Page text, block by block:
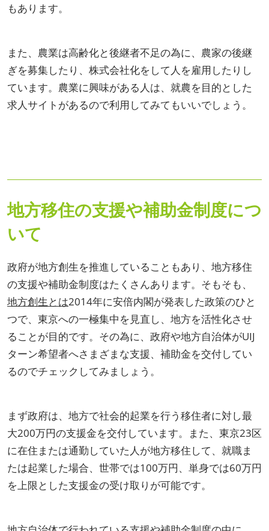
もあります。
また、農業は高齢化と後継者不足の為に、農家の後継
ぎを募集したり、株式会社化をして人を雇用したりし
ています。農業に興味がある人は、就農を目的とした
求人サイトがあるので利用してみてもいいでしょう。
地方移住の支援や補助金制度につ
いて
政府が地方創生を推進していることもあり、地方移住
の支援や補助金制度はたくさんあります。そもそも、
地方創生とは2014年に安倍内閣が発表した政策のひと
つで、東京への一極集中を見直し、地方を活性化させ
ることが目的です。その為に、政府や地方自治体がUIJ
ターン希望者へさまざまな支援、補助金を交付してい
るのでチェックしてみましょう。
まず政府は、地方で社会的起業を行う移住者に対し最
大200万円の支援金を交付しています。また、東京23区
に在住または通勤していた人が地方移住して、就職ま
たは起業した場合、世帯では100万円、単身では60万円
を上限とした支援金の受け取りが可能です。